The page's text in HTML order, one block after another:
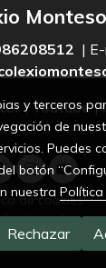
|
| Youtube|
de cookies
de cookies
y terceros
de
Puedes
botón
nuestra
Rechazar